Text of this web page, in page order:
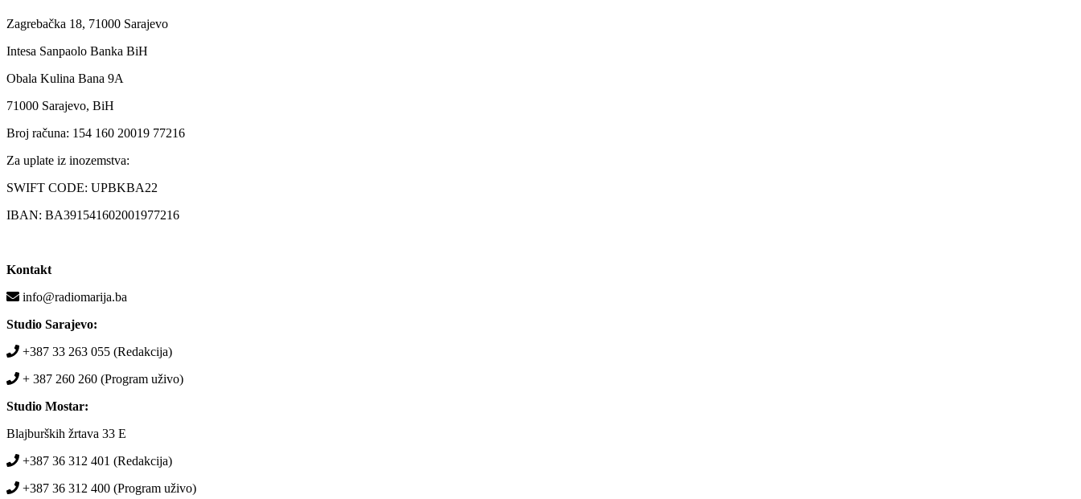
Zagrebačka 18, 71000 Sarajevo
Intesa Sanpaolo Banka BiH
Obala Kulina Bana 9A
71000 Sarajevo, BiH
Broj računa: 154 160 20019 77216
Za uplate iz inozemstva:
SWIFT CODE: UPBKBA22
IBAN: BA391541602001977216
Kontakt
info@radiomarija.ba
Studio Sarajevo:
+387 33 263 055 (Redakcija)
+ 387 260 260 (Program uživo)
Studio Mostar:
Blajburških žrtava 33 E
+387 36 312 401 (Redakcija)
+387 36 312 400 (Program uživo)